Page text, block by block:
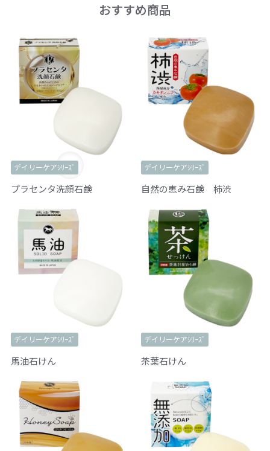
おすすめ商品
デイリーケアｼﾘｰｽﾞ
プラセンタ洗顔石鹸
デイリーケアｼﾘｰｽﾞ
自然の恵み石鹸 柿渋
デイリーケアｼﾘｰｽﾞ
馬油石けん
デイリーケアｼﾘｰｽﾞ
茶葉石けん